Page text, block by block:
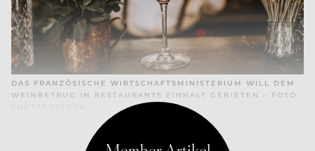
DAS FRANZÖSISCHE WIRTSCHAFTSMINISTERIUM WILL DEM
WEINBETRUG IN RESTAURANTS EINHALT GEBIETEN – FOTO: